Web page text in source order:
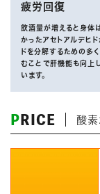
疲労回復
飲酒量が増えると身体
かったアセトアルデヒ
ドを分解するための多
むことで肝機能も向上
います。
PRICE 酸素